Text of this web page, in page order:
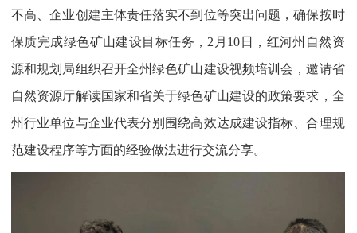
不高、企业创建主体责任落实不到位等突出问题，确保按时
保质完成绿色矿山建设目标任务，2月10日，红河州自然资
源和规划局组织召开全州绿色矿山建设视频培训会，邀请省
自然资源厅解读国家和省关于绿色矿山建设的政策要求，全
州行业单位与企业代表分别围绕高效达成建设指标、合理规
范建设程序等方面的经验做法进行交流分享。